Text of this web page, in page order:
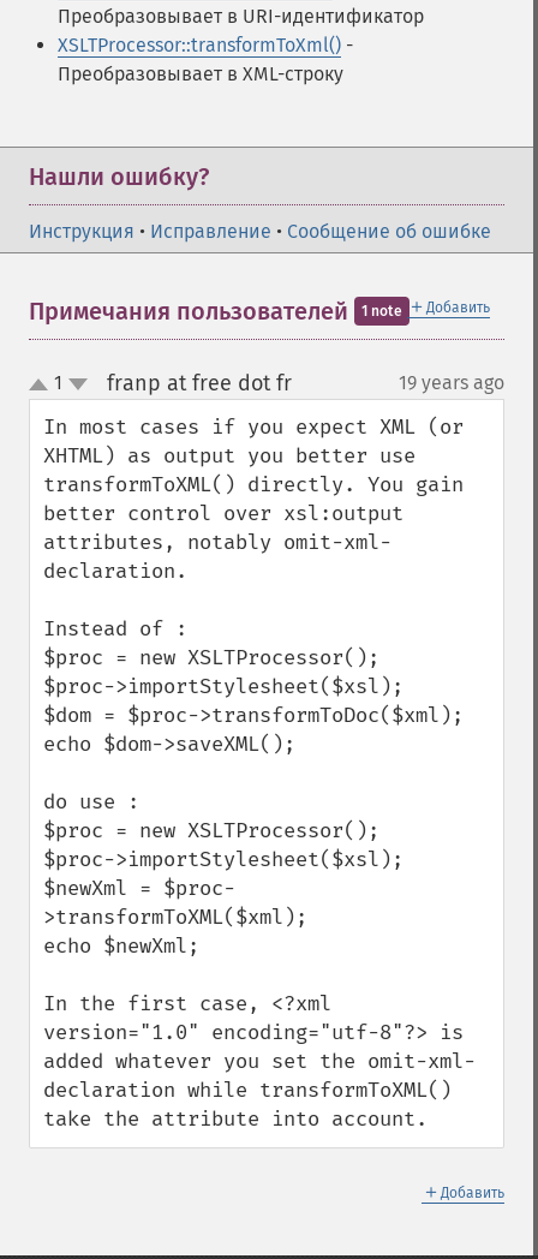
Преобразовывает в URI-идентификатор
XSLTProcessor::transformToXml() -
Преобразовывает в XML-строку
Нашли ошибку?
Инструкция • Исправление • Сообщение об ошибке
＋ Добавить
Примечания пользователей 1 note
up
down
1 franp at free dot fr¶ 19 years ago
In most cases if you expect XML (or
XHTML) as output you better use
transformToXML() directly. You gain
better control over xsl:output
attributes, notably omit-xml-
declaration.
Instead of :
$proc = new XSLTProcessor();
$proc->importStylesheet($xsl);
$dom = $proc->transformToDoc($xml);
echo $dom->saveXML();
do use :
$proc = new XSLTProcessor();
$proc->importStylesheet($xsl);
$newXml = $proc-
>transformToXML($xml);
echo $newXml;
In the first case, <?xml
version="1.0" encoding="utf-8"?> is
added whatever you set the omit-xml-
declaration while transformToXML()
take the attribute into account.
＋ Добавить